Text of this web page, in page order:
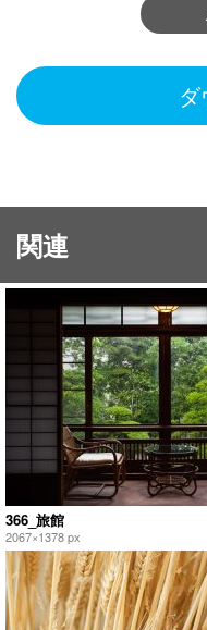
関連
366_旅館
2067×1378 px